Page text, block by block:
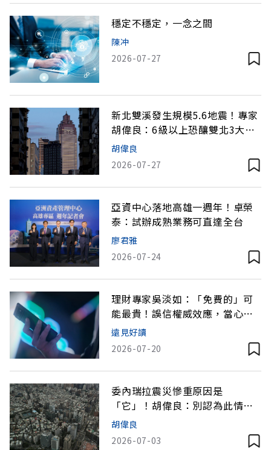
穩定不穩定，一念之間
陳冲
2026-07-27
新北雙溪發生規模5.6地震！專家
胡偉良：6級以上恐釀雙北3大嚴
重災損
胡偉良
2026-07-27
亞資中心落地高雄一週年！卓榮
泰：試辦成熟業務可直達全台
廖君雅
2026-07-24
理財專家吳淡如：「免費的」可
能最貴！誤信權威效應，當心賠
上所有身家
遠見好讀
2026-07-20
委內瑞拉震災慘重原因是
「它」！胡偉良：別認為此情境
在台灣不會發生
胡偉良
2026-07-03